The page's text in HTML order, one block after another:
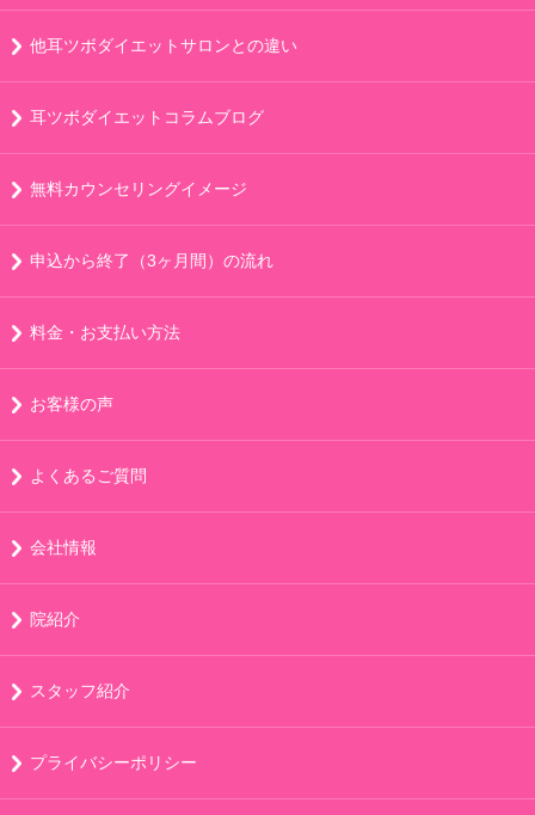
他耳ツボダイエットサロンとの違い
耳ツボダイエットコラムブログ
無料カウンセリングイメージ
申込から終了（3ヶ月間）の流れ
料金・お支払い方法
お客様の声
よくあるご質問
会社情報
院紹介
スタッフ紹介
プライバシーポリシー